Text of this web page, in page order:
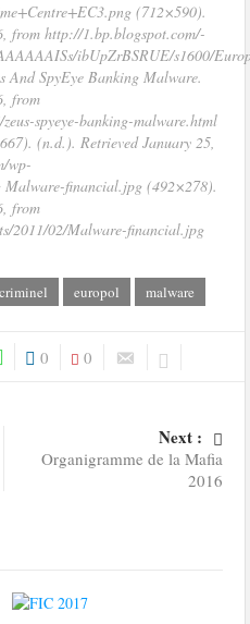
(712×590).
from http://1.bp.blogspot.com/-
ibUpZrBSRUE/s1600/
And SpyEye Banking Malware.
from
spyeye-banking-malware.html
(n.d.). Retrieved January 25,
wp-
financial.jpg (492×278).
from
2011/02/Malware-financial.jpg
europol malware
0 0
Next :
Organigramme de la Mafia
2016